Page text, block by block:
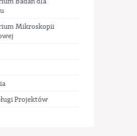
Mikroskopii
Projektów